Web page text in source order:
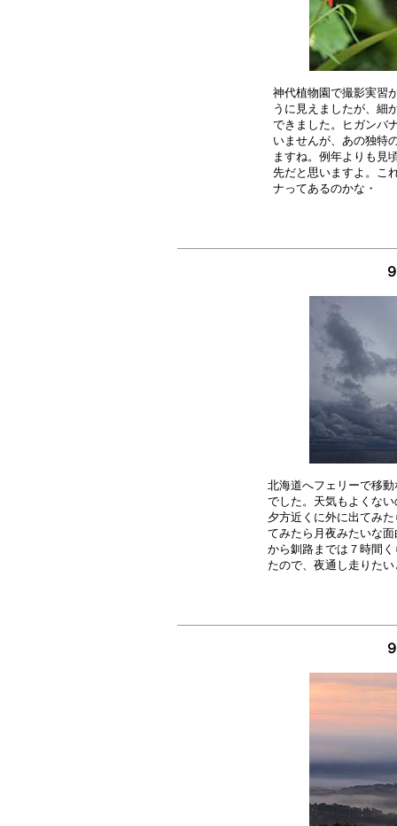
神代植物園で撮影実習
うに見えましたが、細
できました。ヒガンバ
いませんが、あの独特
ますね。例年よりも見
先だと思いますよ。こ
北海道へフェリーで移
でした。天気もよくな
夕方近くに外に出てみ
てみたら月夜みたいな
から釧路までは７時間